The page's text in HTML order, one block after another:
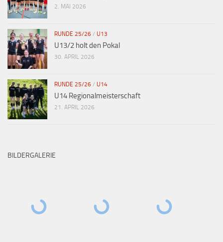
2. MAI 2026
RUNDE 25/26 / U13
U13/2 holt den Pokal
30. APRIL 2026
RUNDE 25/26 / U14
U14 Regionalmeisterschaft
21. APRIL 2026
BILDERGALERIE